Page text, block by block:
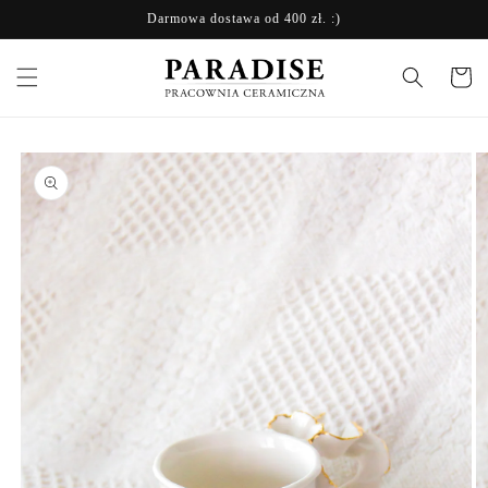
Darmowa dostawa od 400 zł. :)
Koszyk
przejść do
informacji
produkcie